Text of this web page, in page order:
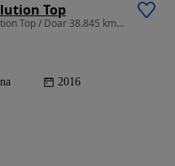
Top
1998 cm3 • 150 CP • G150 4x4 Revolution Top / Doar 38.845 km reali / Istoric Mazda
2016